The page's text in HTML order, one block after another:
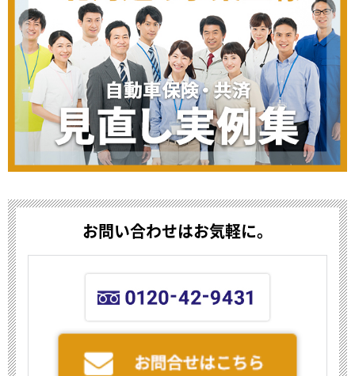
お問い合わせはお気軽に。